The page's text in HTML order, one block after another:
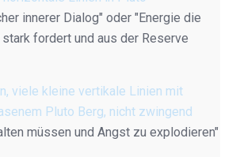
innerer Dialog" oder "Energie die
fordert und aus der Reserve
viele kleine vertikale Linien mit
Pluto Berg, nicht zwingend
müssen und Angst zu explodieren"